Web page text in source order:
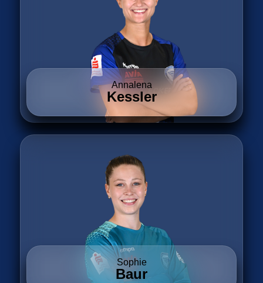
Annalena
Kessler
Sophie
Baur